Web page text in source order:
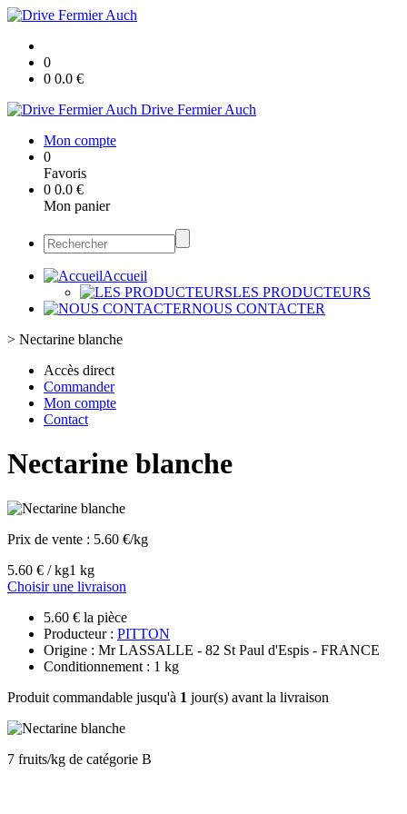
0
0 0.0 €
Drive Fermier Auch
Mon compte
0
Favoris
0 0.0 €
Mon panier
Accueil
LES PRODUCTEURS
NOUS CONTACTER
> Nectarine blanche
Accès direct
Commander
Mon compte
Contact
Nectarine blanche
Prix de vente : 5.60 €/kg
5.60 € / kg1 kg
Choisir une livraison
5.60 € la pièce
Producteur : PITTON
Origine : Mr LASSALLE - 82 St Paul d'Espis - FRANCE
Conditionnement : 1 kg
Produit commandable jusqu'à 1 jour(s) avant la livraison
7 fruits/kg de catégorie B